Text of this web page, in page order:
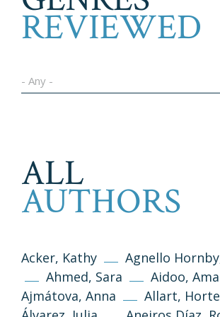
REVIEWED
- Any -
ALL
AUTHORS
Acker, Kathy
Agnello
Ahmed, Sara
Aidoo,
Ajmátova, Anna
Allart,